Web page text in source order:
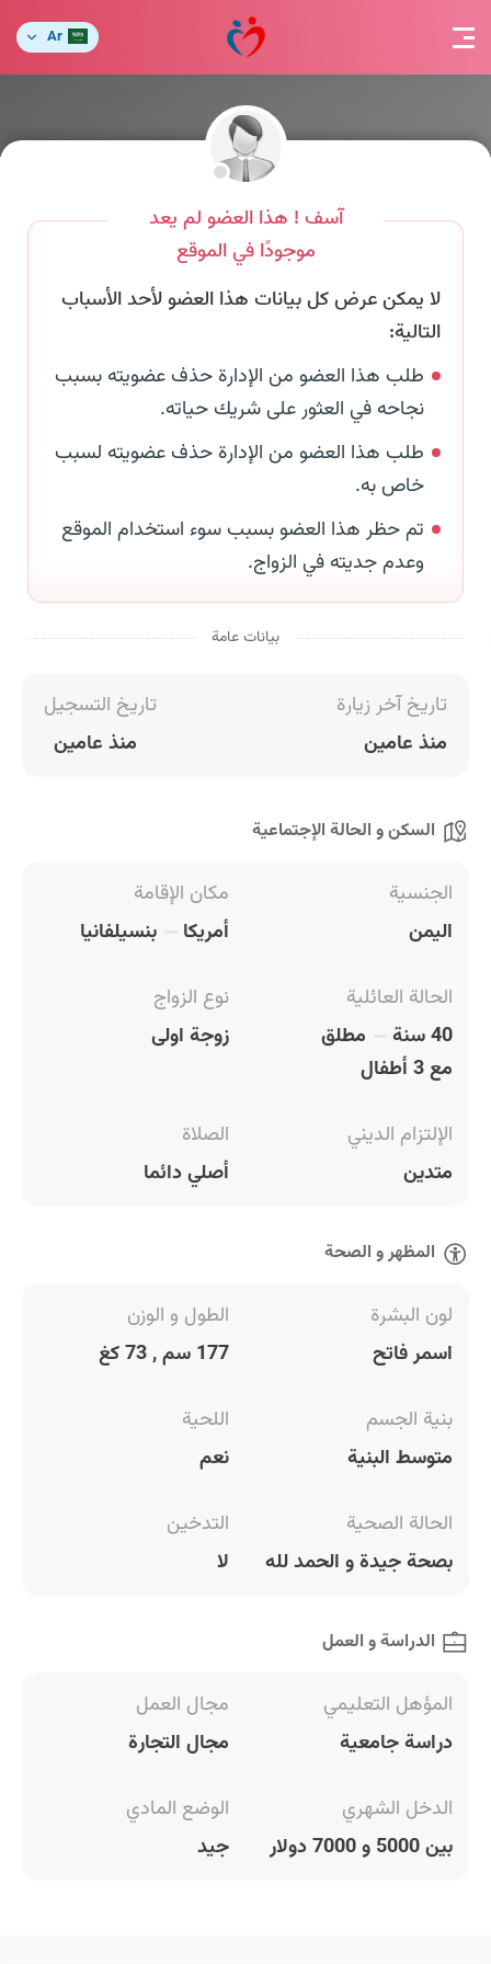
Ar
آسف ! هذا العضو لم يعد
موجودًا في الموقع
لا يمكن عرض كل بيانات هذا العضو لأحد الأسباب
التالية:
طلب هذا العضو من الإدارة حذف عضويته بسبب
نجاحه في العثور على شريك حياته.
طلب هذا العضو من الإدارة حذف عضويته لسبب
خاص به.
تم حظر هذا العضو بسبب سوء استخدام الموقع
وعدم جديته في الزواج.
بيانات عامة
تاريخ آخر زيارة
منذ عامين
تاريخ التسجيل
منذ عامين
السكن و الحالة الإجتماعية
الجنسية
اليمن
مكان الإقامة
أمريكا
بنسيلفانيا
الحالة العائلية
40 سنة
مطلق
مع 3 أطفال
نوع الزواج
زوجة اولى
الإلتزام الديني
متدين
الصلاة
أصلي دائما
المظهر و الصحة
لون البشرة
اسمر فاتح
الطول و الوزن
177 سم , 73 كغ
بنية الجسم
متوسط البنية
اللحية
نعم
الحالة الصحية
بصحة جيدة و الحمد لله
التدخين
لا
الدراسة و العمل
المؤهل التعليمي
دراسة جامعية
مجال العمل
مجال التجارة
الدخل الشهري
بين 5000 و 7000 دولار
الوضع المادي
جيد